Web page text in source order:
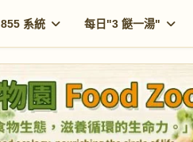
855 系統 每日"3 餸一湯"